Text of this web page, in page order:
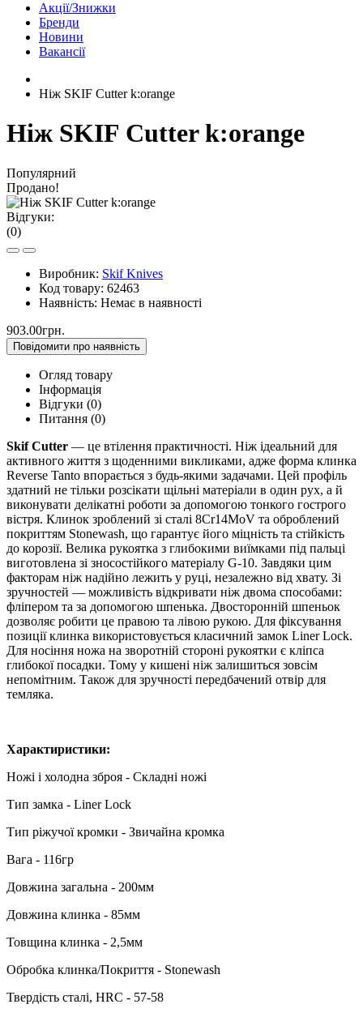
Акції/Знижки
Бренди
Новини
Вакансії
Ніж SKIF Cutter k:orange
Ніж SKIF Cutter k:orange
Популярний
Продано!
Відгуки:
(0)
Виробник: Skif Knives
Код товару: 62463
Наявність: Немає в наявності
903.00грн.
Повідомити про наявність
Огляд товару
Інформація
Відгуки (0)
Питання (0)
Skif Cutter — це втілення практичності. Ніж ідеальний для
активного життя з щоденними викликами, адже форма клинка
Reverse Tanto впорається з будь-якими задачами. Цей профіль
здатний не тільки розсікати щільні матеріали в один рух, а й
виконувати делікатні роботи за допомогою тонкого гострого
вістря. Клинок зроблений зі сталі 8Cr14MoV та оброблений
покриттям Stonewash, що гарантує його міцність та стійкість
до корозії. Велика рукоятка з глибокими виїмками під пальці
виготовлена зі зносостійкого матеріалу G-10. Завдяки цим
факторам ніж надійно лежить у руці, незалежно від хвату. Зі
зручностей — можливість відкривати ніж двома способами:
фліпером та за допомогою шпенька. Двосторонній шпеньок
дозволяє робити це правою та лівою рукою. Для фіксування
позиції клинка використовується класичний замок Liner Lock.
Для носіння ножа на зворотній стороні рукоятки є кліпса
глибокої посадки. Тому у кишені ніж залишиться зовсім
непомітним. Також для зручності передбачений отвір для
темляка.
Характиристики:
Ножі і холодна зброя - Складні ножі
Тип замка - Liner Lock
Тип ріжучої кромки - Звичайна кромка
Вага - 116гр
Довжина загальна - 200мм
Довжина клинка - 85мм
Товщина клинка - 2,5мм
Обробка клинка/Покриття - Stonewash
Твердість сталі, HRC - 57-58